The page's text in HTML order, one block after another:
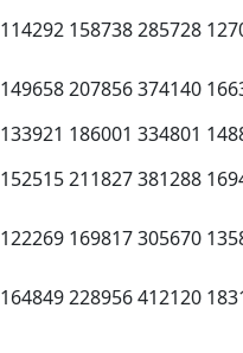
114292 158738285728
149658207856374140
133921 186001 334801
152515211827381288
122269 169817305670
164849228956412120